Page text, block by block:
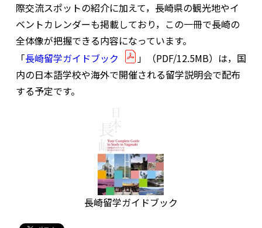
際交流スポットの紹介に加えて，長崎県の観光地やイ
ベントカレンダーも掲載しており，この一冊で長崎の
全体像が把握できる内容になっています。
「長崎留学ガイドブック
」（PDF/12.5MB）は，国
内の日本語学校や海外で開催される留学説明会で配布
する予定です。
長崎留学ガイドブック